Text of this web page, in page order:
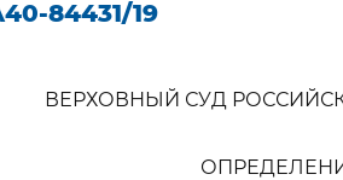
84431/19
ВЕРХОВНЫЙ СУД